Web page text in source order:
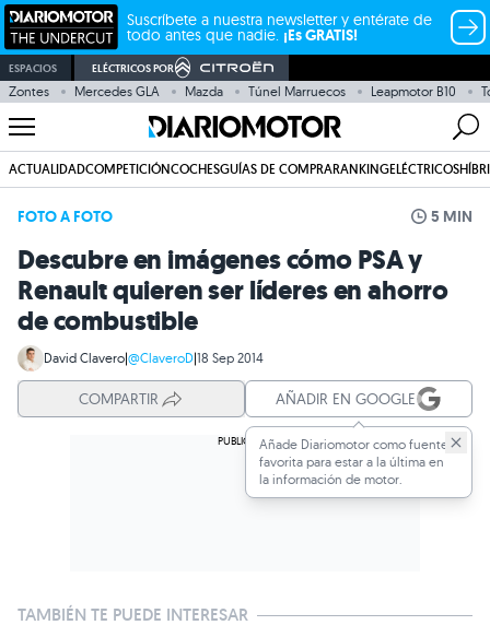
Suscríbete a nuestra newsletter y entérate de
todo antes que nadie. ¡Es GRATIS!
ESPACIOS ELÉCTRICOS POR
Zontes Mercedes GLA Mazda Túnel Marruecos Leapmotor B10
ACTUALIDADCOMPETICIÓNCOCHESGUÍAS DE COMPRARANKINGELÉCTRICOS
FOTO A FOTO 5 MIN
Descubre en imágenes cómo PSA y
Renault quieren ser líderes en ahorro
de combustible
David Clavero|@ClaveroD|18 Sep 2014
COMPARTIR AÑADIR EN GOOGLE
Añade Diariomotor como fuente
favorita para estar a la última en
la información de motor.
TAMBIÉN TE PUEDE INTERESAR